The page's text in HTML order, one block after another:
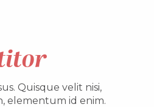
Quisque velit nisi,
elementum id enim.